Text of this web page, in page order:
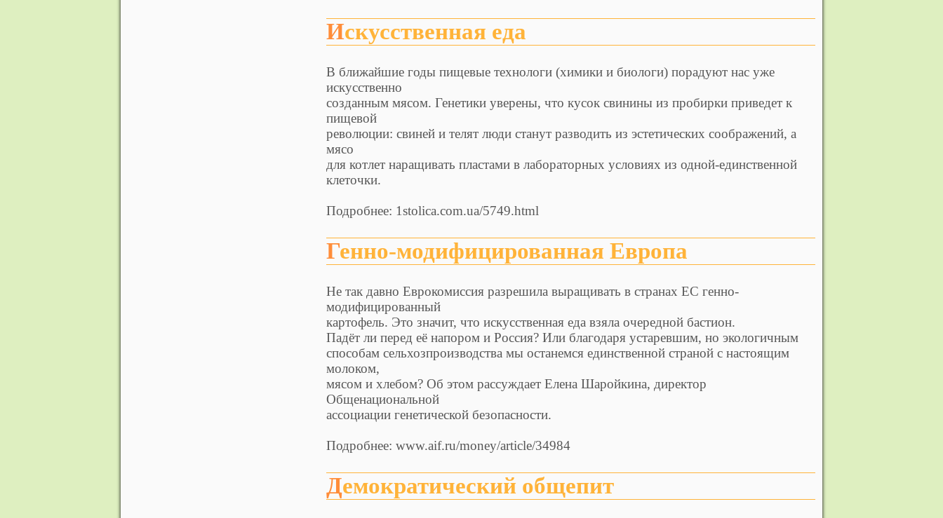
Искусственная еда
В ближайшие годы пищевые технологи (химики и биологи) порадуют нас уже
искусственно
созданным мясом. Генетики уверены, что кусок свинины из пробирки приведет к
пищевой
революции: свиней и телят люди станут разводить из эстетических соображений, а
мясо
для котлет наращивать пластами в лабораторных условиях из одной-единственной
клеточки.
Подробнее: 1stolica.com.ua/5749.html
Генно-модифицированная Европа
Не так давно Еврокомиссия разрешила выращивать в странах ЕС генно-
модифицированный
картофель. Это значит, что искусственная еда взяла очередной бастион.
Падёт ли перед её напором и Россия? Или благодаря устаревшим, но экологичным
способам сельхозпроизводства мы останемся единственной страной с настоящим
молоком,
мясом и хлебом? Об этом рассуждает Елена Шаройкина, директор
Общенациональной
ассоциации генетической безопасности.
Подробнее: www.aif.ru/money/article/34984
Демократический общепит